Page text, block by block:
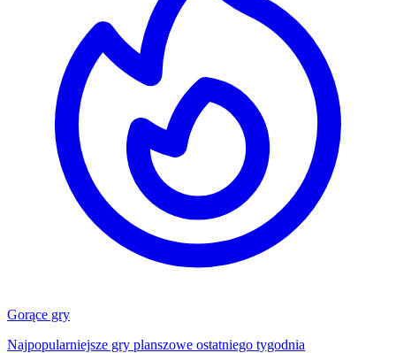
Gorące gry
Najpopularniejsze gry planszowe ostatniego tygodnia